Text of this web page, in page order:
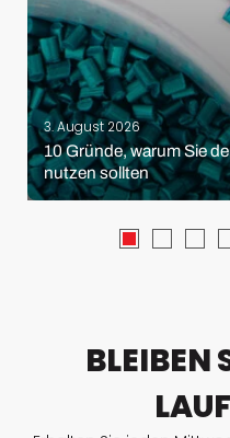
3. August 2026
10 Gründe, warum Sie
nutzen sollten
BLEIBEN